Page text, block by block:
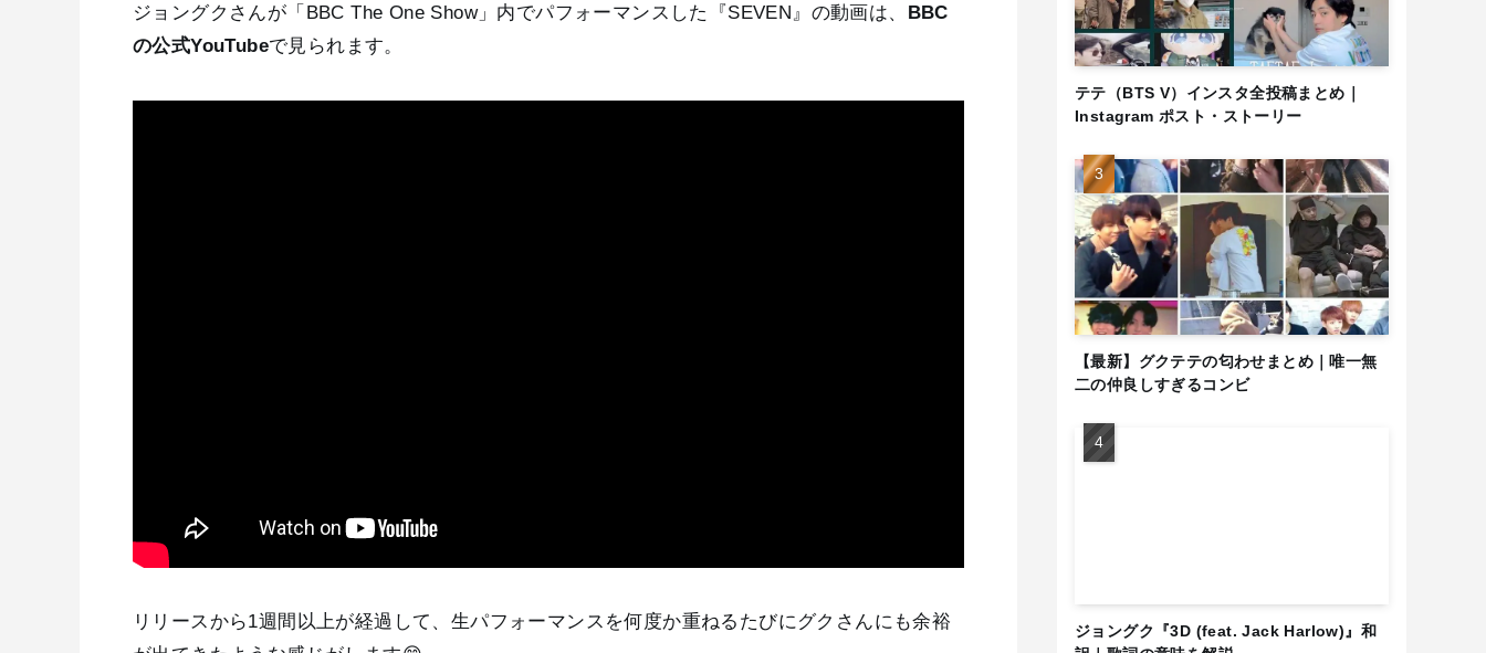
ジョングクさんが「BBC The One Show」内でパフォーマンスした『SEVEN』の動画は、 BBC
の公式YouTubeで見られます。
リリースから1週間以上が経過して、生パフォーマンスを何度か重ねるたびにグクさんにも余裕
テテ（BTS V）インスタ全投稿まとめ｜
Instagram ポスト・ストーリー
【最新】グクテテの匂わせまとめ｜唯一無
二の仲良しすぎるコンビ
ジョングク『3D (feat. Jack Harlow)』和